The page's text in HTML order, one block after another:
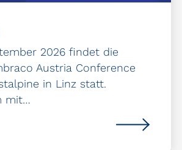
2026 findet die
Austria Conference
in Linz statt.
mit…